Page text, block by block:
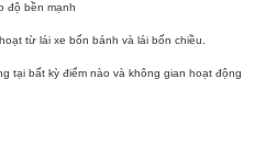
độ bền mạnh
từ lái xe bốn bánh và lái bốn chiều.
tại bất kỳ điểm nào và không gian hoạt động